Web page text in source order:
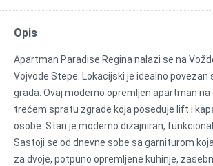
Opis
Apartman Paradise Regina nalazi se na
Vojvode Stepe. Lokacijski je idealno povezan
grada. Ovaj moderno opremljen apartman
trećem spratu zgrade koja poseduje lift i
osobe. Stan je moderno dizajniran,
Sastoji se od dnevne sobe sa garniturom
za dvoje, potpuno opremljene kuhinje,